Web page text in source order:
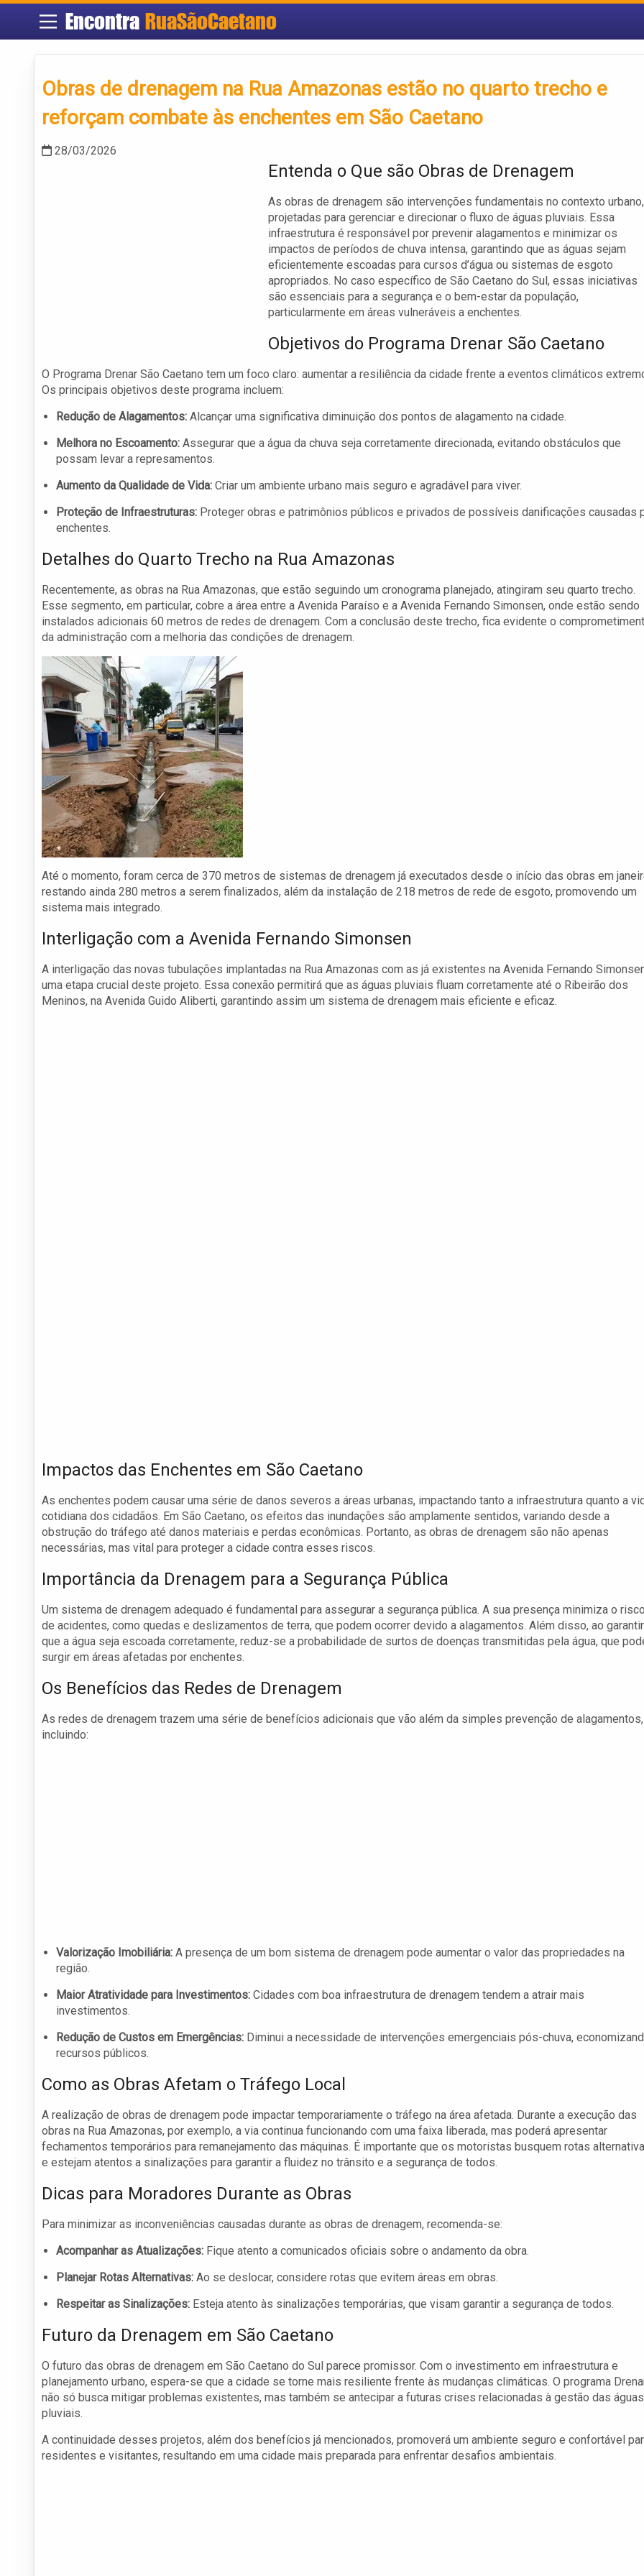
Encontra RuaSãoCaetano
Obras de drenagem na Rua Amazonas estão no quarto trecho e
reforçam combate às enchentes em São Caetano
28/03/2026
Entenda o Que são Obras de Drenagem
As obras de drenagem são intervenções fundamentais no contexto urbano,
projetadas para gerenciar e direcionar o fluxo de águas pluviais. Essa
infraestrutura é responsável por prevenir alagamentos e minimizar os
impactos de períodos de chuva intensa, garantindo que as águas sejam
eficientemente escoadas para cursos d’água ou sistemas de esgoto
apropriados. No caso específico de São Caetano do Sul, essas iniciativas
são essenciais para a segurança e o bem-estar da população,
particularmente em áreas vulneráveis a enchentes.
Objetivos do Programa Drenar São Caetano
O Programa Drenar São Caetano tem um foco claro: aumentar a resiliência da cidade frente a eventos climáticos
Os principais objetivos deste programa incluem:
Redução de Alagamentos: Alcançar uma significativa diminuição dos pontos de alagamento na cidade.
Melhora no Escoamento: Assegurar que a água da chuva seja corretamente direcionada, evitando obstáculos que
possam levar a represamentos.
Aumento da Qualidade de Vida: Criar um ambiente urbano mais seguro e agradável para viver.
Proteção de Infraestruturas: Proteger obras e patrimônios públicos e privados de possíveis danificações causadas
enchentes.
Detalhes do Quarto Trecho na Rua Amazonas
Recentemente, as obras na Rua Amazonas, que estão seguindo um cronograma planejado, atingiram seu quarto trecho.
Esse segmento, em particular, cobre a área entre a Avenida Paraíso e a Avenida Fernando Simonsen, onde estão sendo
instalados adicionais 60 metros de redes de drenagem. Com a conclusão deste trecho, fica evidente o
da administração com a melhoria das condições de drenagem.
Até o momento, foram cerca de 370 metros de sistemas de drenagem já executados desde o início das obras em
restando ainda 280 metros a serem finalizados, além da instalação de 218 metros de rede de esgoto, promovendo um
sistema mais integrado.
Interligação com a Avenida Fernando Simonsen
A interligação das novas tubulações implantadas na Rua Amazonas com as já existentes na Avenida Fernando
uma etapa crucial deste projeto. Essa conexão permitirá que as águas pluviais fluam corretamente até o Ribeirão dos
Meninos, na Avenida Guido Aliberti, garantindo assim um sistema de drenagem mais eficiente e eficaz.
Impactos das Enchentes em São Caetano
As enchentes podem causar uma série de danos severos a áreas urbanas, impactando tanto a infraestrutura quanto a
cotidiana dos cidadãos. Em São Caetano, os efeitos das inundações são amplamente sentidos, variando desde a
obstrução do tráfego até danos materiais e perdas econômicas. Portanto, as obras de drenagem são não apenas
necessárias, mas vital para proteger a cidade contra esses riscos.
Importância da Drenagem para a Segurança Pública
Um sistema de drenagem adequado é fundamental para assegurar a segurança pública. A sua presença minimiza o
de acidentes, como quedas e deslizamentos de terra, que podem ocorrer devido a alagamentos. Além disso, ao garantir
que a água seja escoada corretamente, reduz-se a probabilidade de surtos de doenças transmitidas pela água, que
surgir em áreas afetadas por enchentes.
Os Benefícios das Redes de Drenagem
As redes de drenagem trazem uma série de benefícios adicionais que vão além da simples prevenção de alagamentos,
incluindo:
Valorização Imobiliária: A presença de um bom sistema de drenagem pode aumentar o valor das propriedades na
região.
Maior Atratividade para Investimentos: Cidades com boa infraestrutura de drenagem tendem a atrair mais
investimentos.
Redução de Custos em Emergências: Diminui a necessidade de intervenções emergenciais pós-chuva,
recursos públicos.
Como as Obras Afetam o Tráfego Local
A realização de obras de drenagem pode impactar temporariamente o tráfego na área afetada. Durante a execução das
obras na Rua Amazonas, por exemplo, a via continua funcionando com uma faixa liberada, mas poderá apresentar
fechamentos temporários para remanejamento das máquinas. É importante que os motoristas busquem rotas
e estejam atentos a sinalizações para garantir a fluidez no trânsito e a segurança de todos.
Dicas para Moradores Durante as Obras
Para minimizar as inconveniências causadas durante as obras de drenagem, recomenda-se:
Acompanhar as Atualizações: Fique atento a comunicados oficiais sobre o andamento da obra.
Planejar Rotas Alternativas: Ao se deslocar, considere rotas que evitem áreas em obras.
Respeitar as Sinalizações: Esteja atento às sinalizações temporárias, que visam garantir a segurança de todos.
Futuro da Drenagem em São Caetano
O futuro das obras de drenagem em São Caetano do Sul parece promissor. Com o investimento em infraestrutura e
planejamento urbano, espera-se que a cidade se torne mais resiliente frente às mudanças climáticas. O programa
não só busca mitigar problemas existentes, mas também se antecipar a futuras crises relacionadas à gestão das águas
pluviais.
A continuidade desses projetos, além dos benefícios já mencionados, promoverá um ambiente seguro e confortável
residentes e visitantes, resultando em uma cidade mais preparada para enfrentar desafios ambientais.